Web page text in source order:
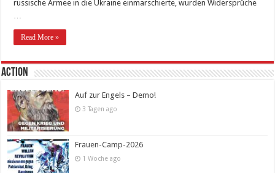
russische Armee in die Ukraine einmarschierte, wurden Widersprüche
…
Read More »
Action
Auf zur Engels – Demo!
3 Tagen ago
Frauen-Camp-2026
1 Woche ago